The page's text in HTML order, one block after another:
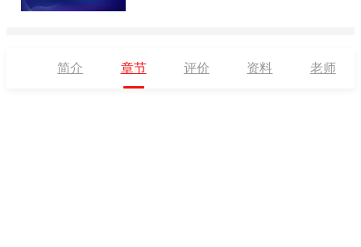
简介 章节 评价 资料 老师